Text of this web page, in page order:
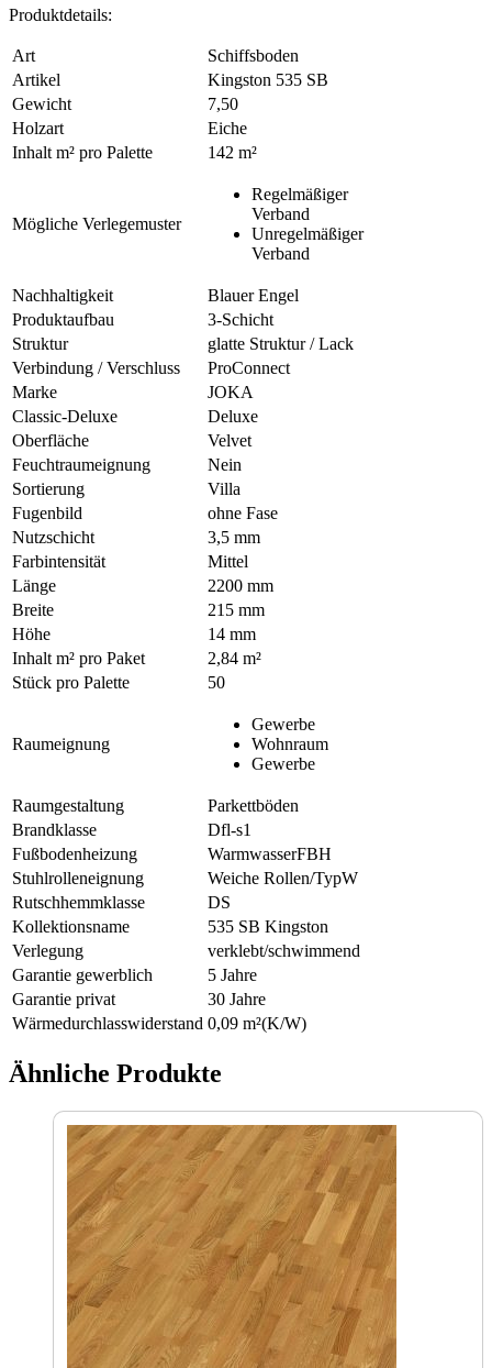
Produktdetails:
Art
Schiffsboden
Artikel
Kingston 535 SB
Gewicht
7,50
Holzart
Eiche
Inhalt m² pro Palette
142 m²
Mögliche Verlegemuster
Regelmäßiger
Verband
Unregelmäßiger
Verband
Nachhaltigkeit
Blauer Engel
Produktaufbau
3-Schicht
Struktur
glatte Struktur / Lack
Verbindung / Verschluss
ProConnect
Marke
JOKA
Classic-Deluxe
Deluxe
Oberfläche
Velvet
Feuchtraumeignung
Nein
Sortierung
Villa
Fugenbild
ohne Fase
Nutzschicht
3,5 mm
Farbintensität
Mittel
Länge
2200 mm
Breite
215 mm
Höhe
14 mm
Inhalt m² pro Paket
2,84 m²
Stück pro Palette
50
Raumeignung
Gewerbe
Wohnraum
Gewerbe
Raumgestaltung
Parkettböden
Brandklasse
Dfl-s1
Fußbodenheizung
WarmwasserFBH
Stuhlrolleneignung
Weiche Rollen/TypW
Rutschhemmklasse
DS
Kollektionsname
535 SB Kingston
Verlegung
verklebt/schwimmend
Garantie gewerblich
5 Jahre
Garantie privat
30 Jahre
Wärmedurchlasswiderstand 0,09 m²(K/W)
Ähnliche Produkte